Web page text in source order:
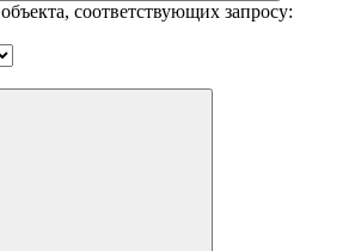
объекта, соответствующих запросу: